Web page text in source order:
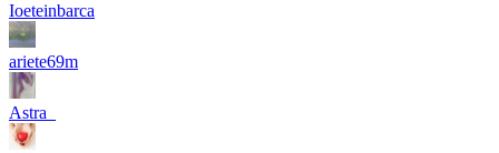
Ioeteinbarca
ariete69m
Astra_